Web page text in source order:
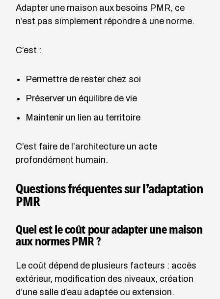
Adapter une maison aux besoins PMR, ce
n’est pas simplement répondre à une norme.
C’est :
Permettre de rester chez soi
Préserver un équilibre de vie
Maintenir un lien au territoire
C’est faire de l’architecture un acte
profondément humain.
Questions fréquentes sur l’adaptation
PMR
Quel est le coût pour adapter une maison
aux normes PMR ?
Le coût dépend de plusieurs facteurs : accès
extérieur, modification des niveaux, création
d’une salle d’eau adaptée ou extension.